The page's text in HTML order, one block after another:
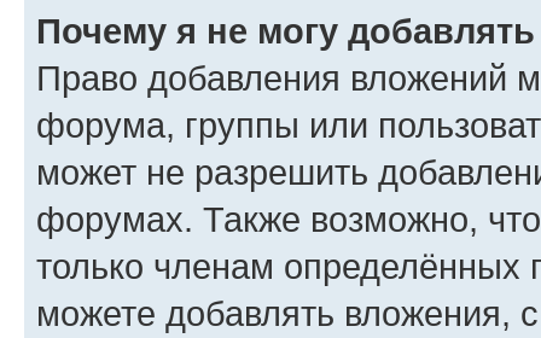
Почему я не могу
Право добавления вложений
форума, группы или
может не разрешить
форумах. Также возможно,
только членам определённых
можете добавлять вложения,